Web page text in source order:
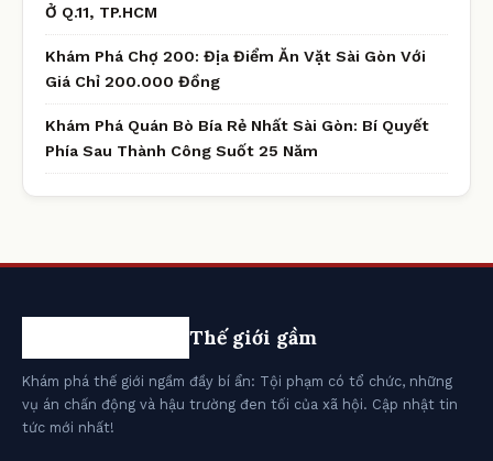
Ở Q.11, TP.HCM
Khám Phá Chợ 200: Địa Điểm Ăn Vặt Sài Gòn Với
Giá Chỉ 200.000 Đồng
Khám Phá Quán Bò Bía Rẻ Nhất Sài Gòn: Bí Quyết
Phía Sau Thành Công Suốt 25 Năm
Thế giới gầm
Khám phá thế giới ngầm đầy bí ẩn: Tội phạm có tổ chức, những
vụ án chấn động và hậu trường đen tối của xã hội. Cập nhật tin
tức mới nhất!